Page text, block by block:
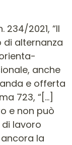
234/2021, “Il
alternanza
anche
e offerta
723, “[…]
e non può
lavoro
la